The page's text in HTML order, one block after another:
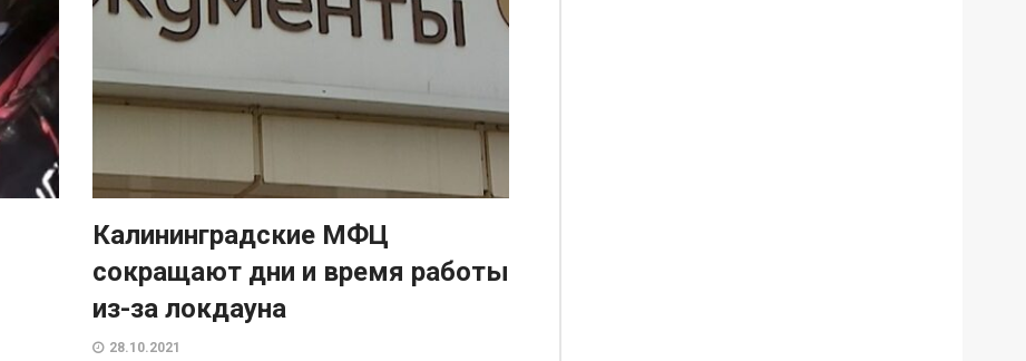
Калининградские МФЦ
сокращают дни и время работы
из-за локдауна
28.10.2021